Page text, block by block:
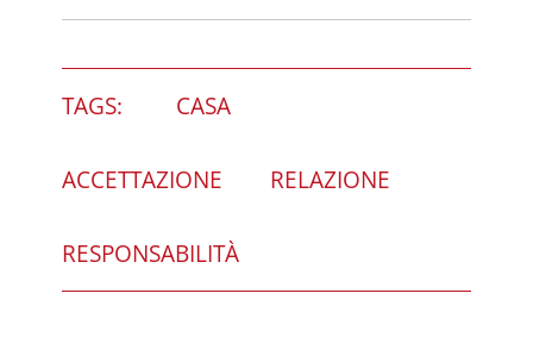
TAGS: CASA
ACCETTAZIONE RELAZIONE
RESPONSABILITÀ